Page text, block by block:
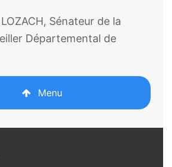
Sénateur de la
Départemental de
Menu